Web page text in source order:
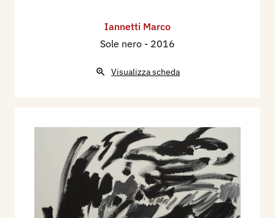
Iannetti Marco
Sole nero - 2016
Visualizza scheda